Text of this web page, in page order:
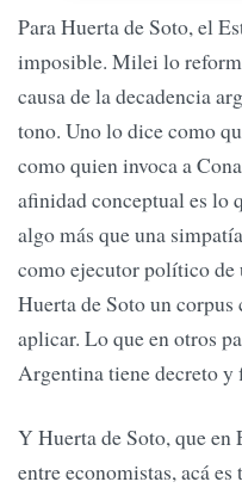
Para Huerta de Soto, el
imposible. Milei lo
causa de la decadencia
tono. Uno lo dice como
como quien invoca a
afinidad conceptual es lo
algo más que una
como ejecutor político de
Huerta de Soto un
aplicar. Lo que en otros
Argentina tiene decreto y
Y Huerta de Soto, que en
entre economistas, acá